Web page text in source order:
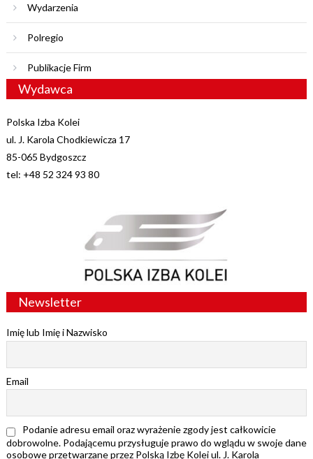
Wydarzenia
Polregio
Publikacje Firm
Wydawca
Polska Izba Kolei
ul. J. Karola Chodkiewicza 17
85-065 Bydgoszcz
tel: +48 52 324 93 80
Newsletter
Imię lub Imię i Nazwisko
Email
Podanie adresu email oraz wyrażenie zgody jest całkowicie
dobrowolne. Podającemu przysługuje prawo do wglądu w swoje dane
osobowe przetwarzane przez Polską Izbę Kolei ul. J. Karola